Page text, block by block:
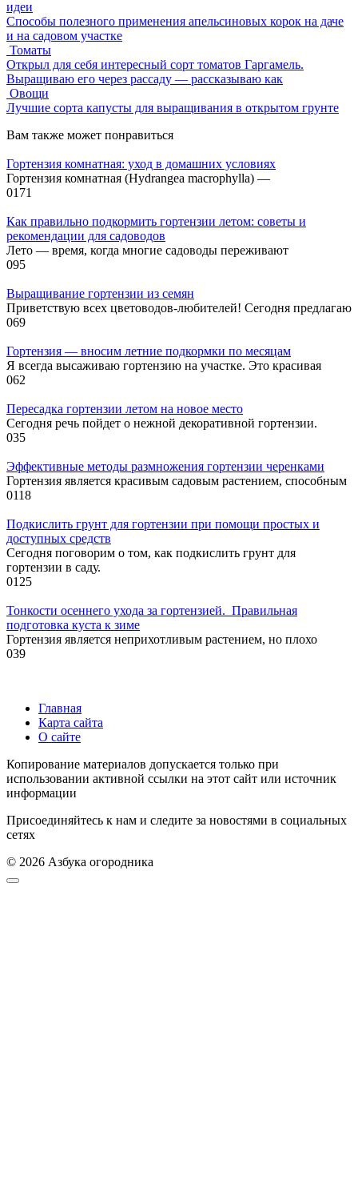
идеи
Способы полезного применения апельсиновых корок на даче
и на садовом участке
Томаты
Открыл для себя интересный сорт томатов Гаргамель.
Выращиваю его через рассаду — рассказываю как
Овощи
Лучшие сорта капусты для выращивания в открытом грунте
Вам также может понравиться
Гортензия комнатная: уход в домашних условиях
Гортензия комнатная (Hydrangea macrophylla) —
0171
Как правильно подкормить гортензии летом: советы и
рекомендации для садоводов
Лето — время, когда многие садоводы переживают
095
Выращивание гортензии из семян
Приветствую всех цветоводов-любителей! Сегодня предлагаю
069
Гортензия — вносим летние подкормки по месяцам
Я всегда высаживаю гортензию на участке. Это красивая
062
Пересадка гортензии летом на новое место
Сегодня речь пойдет о нежной декоративной гортензии.
035
Эффективные методы размножения гортензии черенками
Гортензия является красивым садовым растением, способным
0118
Подкислить грунт для гортензии при помощи простых и
доступных средств
Сегодня поговорим о том, как подкислить грунт для
гортензии в саду.
0125
Тонкости осеннего ухода за гортензией. Правильная
подготовка куста к зиме
Гортензия является неприхотливым растением, но плохо
039
Главная
Карта сайта
О сайте
Копирование материалов допускается только при
использовании активной ссылки на этот сайт или источник
информации
Присоединяйтесь к нам и следите за новостями в социальных
сетях
© 2026 Азбука огородника